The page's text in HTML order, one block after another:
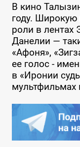
В кино
году. Широкую
роли в лентах
Данелии —
«Афоня»,
ее голос -
в «Иронии